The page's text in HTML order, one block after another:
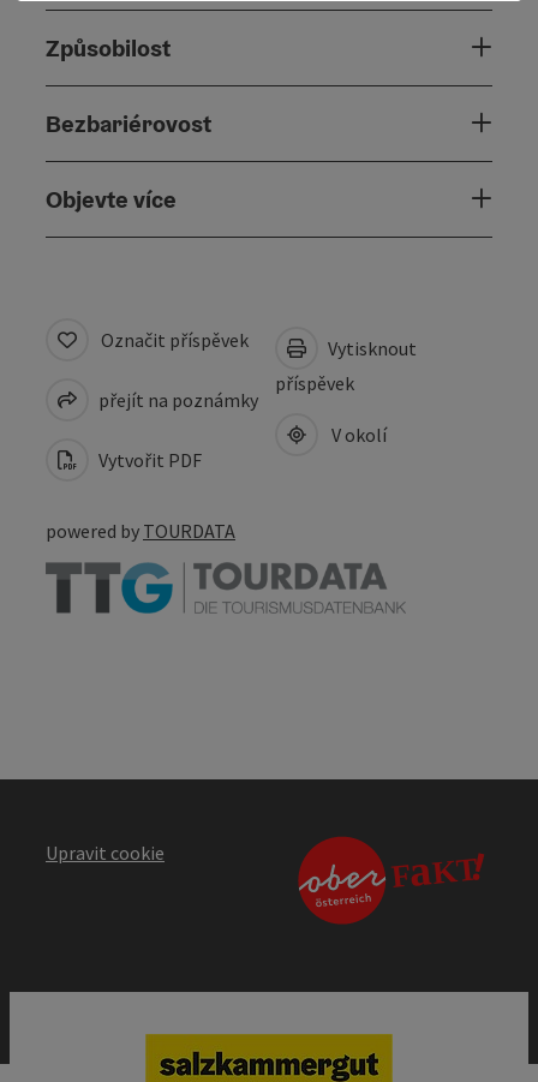
Způsobilost
Bezbariérovost
Objevte více
Označit příspěvek
přejít na poznámky
Vytvořit PDF
Vytisknout
příspěvek
V okolí
powered by TOURDATA
Upravit cookie